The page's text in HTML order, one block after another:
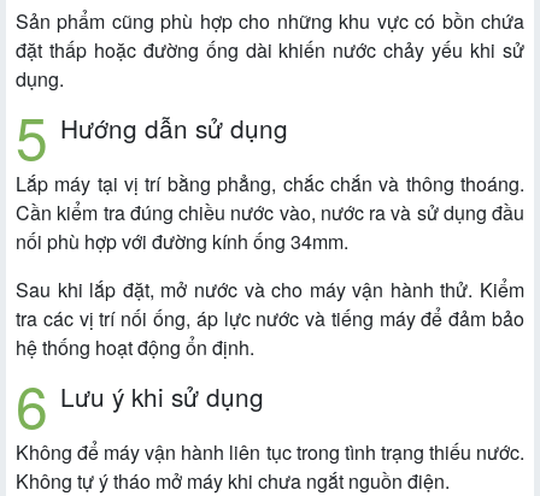
Sản phẩm cũng phù hợp cho những khu vực có bồn chứa
đặt thấp hoặc đường ống dài khiến nước chảy yếu khi sử
dụng.
Hướng dẫn sử dụng
Lắp máy tại vị trí bằng phẳng, chắc chắn và thông thoáng.
Cần kiểm tra đúng chiều nước vào, nước ra và sử dụng đầu
nối phù hợp với đường kính ống 34mm.
Sau khi lắp đặt, mở nước và cho máy vận hành thử. Kiểm
tra các vị trí nối ống, áp lực nước và tiếng máy để đảm bảo
hệ thống hoạt động ổn định.
Lưu ý khi sử dụng
Không để máy vận hành liên tục trong tình trạng thiếu nước.
Không tự ý tháo mở máy khi chưa ngắt nguồn điện.